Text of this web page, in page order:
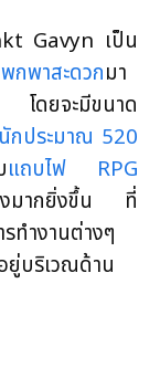
Gavyn เป็น
กพาสะดวกมา
โดยจะมีขนาด
กประมาณ 520
แถบไฟ RPG
พงมากยิ่งขึ้น ที่
ทำงานต่างๆ
ยู่บริเวณด้าน